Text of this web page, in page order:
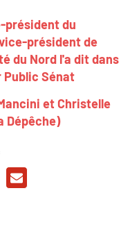
président du
président de
du Nord l'a dit dans
Public Sénat
et Christelle
Dépêche)